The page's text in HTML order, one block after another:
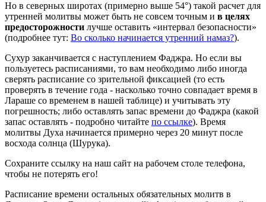
Но в северных широтах (примерно выше 54°) такой расчет для
утренней молитвы может быть не совсем точным и в целях
предосторожности лучше оставить «интервал безопасности»
(подробнее тут: Во сколько начинается утренний намаз?).
Сухур заканчивается с наступлением Фаджра. Но если вы
пользуетесь расписаниями, то вам необходимо либо иногда
сверять расписание со зрительной фиксацией (то есть
проверять в течение года - насколько точно совпадает время в
Лараше со временем в нашей таблице) и учитывать эту
погрешность; либо оставлять запас времени до Фаджра (какой
запас оставлять - подробно читайте по ссылке). Время
молитвы Духа начинается примерно через 20 минут после
восхода солнца (Шурука).
Сохраните ссылку на наш сайт на рабочем столе телефона,
чтобы не потерять его!
Расписание времени остальных обязательных молитв в